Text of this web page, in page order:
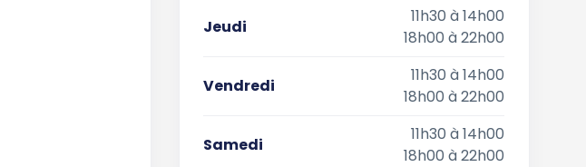
Jeudi
11h30 à 14h00
18h00 à 22h00
Vendredi
11h30 à 14h00
18h00 à 22h00
Samedi
11h30 à 14h00
18h00 à 22h00